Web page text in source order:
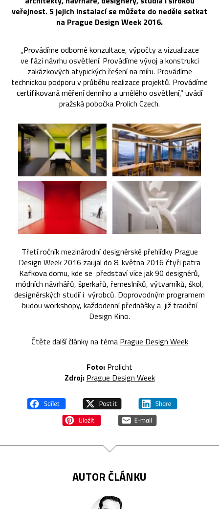
veřejnost. S jejich instalací se můžete do neděle setkat
na Prague Design Week 2016.
„Provádíme odborné konzultace, výpočty a vizualizace
ve fázi návrhu osvětlení. Provádíme vývoj a konstrukci
zakázkových atypických řešení na míru. Provádíme
technickou podporu v průběhu realizace projektů. Provádíme
certifikovaná měření denního a umělého osvětlení,“ uvádí
pražská pobočka Prolich Czech.
Třetí ročník mezinárodní designérské přehlídky Prague
Design Week 2016 zaujal do 8. května 2016 čtyři patra
Kafkova domu, kde se představí více jak 90 designérů,
módních návrhářů, šperkařů, řemeslníků, výtvarníků, škol,
designérských studií i výrobců. Doprovodným programem
budou workshopy, každodenní přednášky a již tradiční
Design Kino.
Čtěte další články na téma Prague Design Week
Foto: Prolicht
Zdroj: Prague Design Week
AUTOR ČLÁNKU